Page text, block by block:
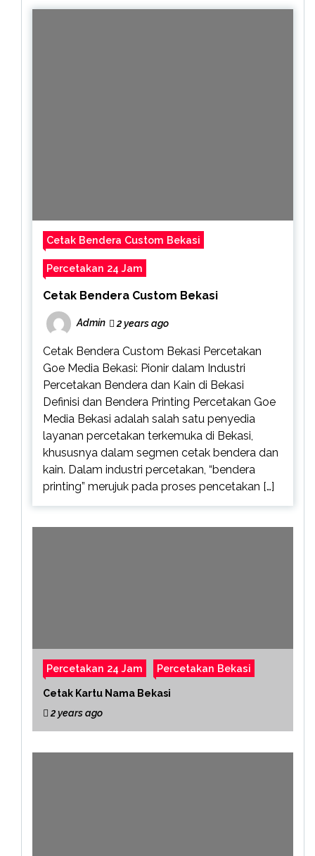
Cetak Bendera Custom Bekasi
Percetakan 24 Jam
Cetak Bendera Custom Bekasi
Admin 2 years ago
Cetak Bendera Custom Bekasi Percetakan
Goe Media Bekasi: Pionir dalam Industri
Percetakan Bendera dan Kain di Bekasi
Definisi dan Bendera Printing Percetakan Goe
Media Bekasi adalah salah satu penyedia
layanan percetakan terkemuka di Bekasi,
khususnya dalam segmen cetak bendera dan
kain. Dalam industri percetakan, “bendera
printing” merujuk pada proses pencetakan […]
Percetakan 24 Jam Percetakan Bekasi
Cetak Kartu Nama Bekasi
2 years ago